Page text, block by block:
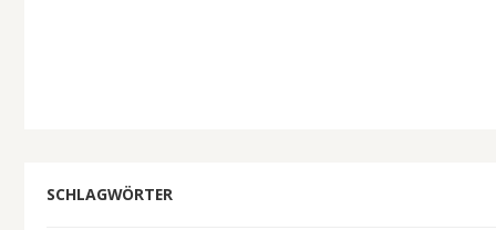
SCHLAGWÖRTER